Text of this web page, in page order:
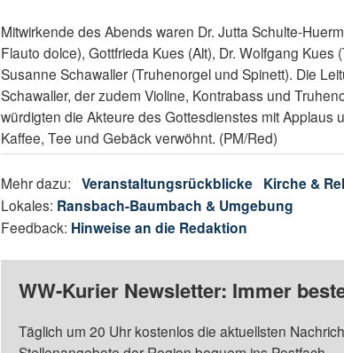
Mitwirkende des Abends waren Dr. Jutta Schulte-
Flauto dolce), Gottfrieda Kues (Alt), Dr. Wolfgang Kues
Susanne Schawaller (Truhenorgel und Spinett). Die
Schawaller, der zudem Violine, Kontrabass und
würdigten die Akteure des Gottesdienstes mit Applaus
Kaffee, Tee und Gebäck verwöhnt. (PM/Red)
Mehr dazu:Veranstaltungsrückblicke Kirche &
Lokales: Ransbach-Baumbach & Umgebung
Feedback: Hinweise an die Redaktion
WW-Kurier Newsletter: Immer
Täglich um 20 Uhr kostenlos die aktuellsten